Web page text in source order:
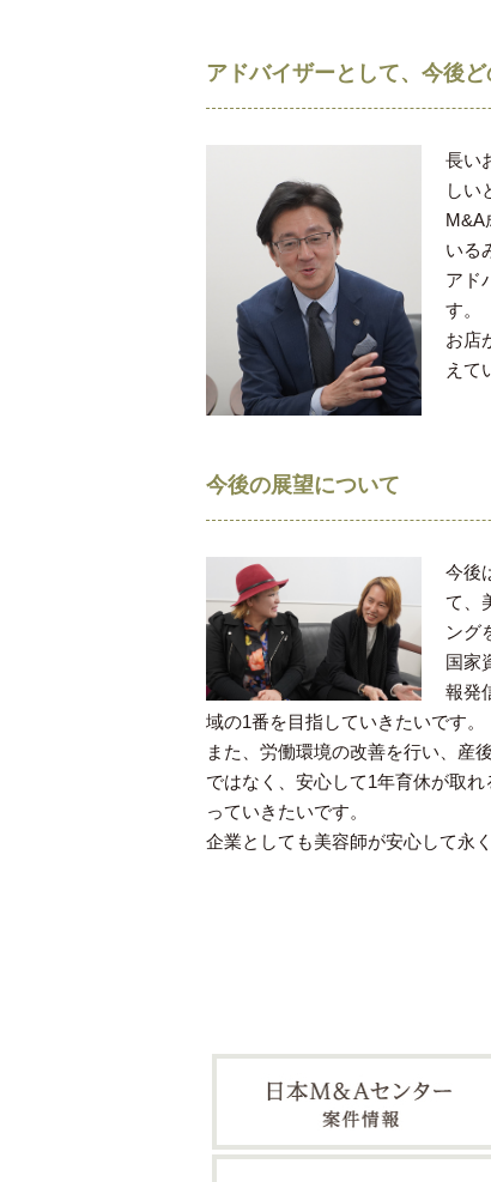
アドバイザーとして、今後
長い
しい
M&A
いる
アド
す。
お店
えて
今後の展望について
今後
て、
ング
国家
報発
域の1番を目指していきたいです。
また、労働環境の改善を行い、産
ではなく、安心して1年育休が取
っていきたいです。
企業としても美容師が安心して永